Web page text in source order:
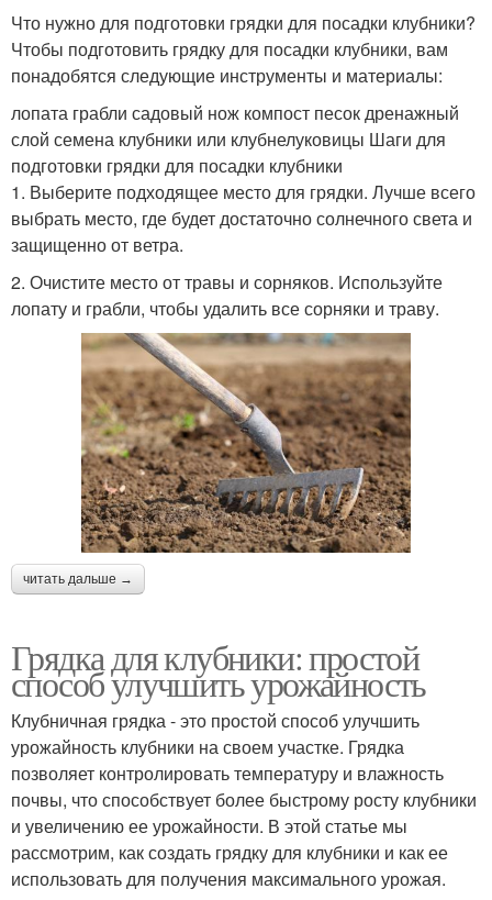
Что нужно для подготовки грядки для посадки клубники?
Чтобы подготовить грядку для посадки клубники, вам
понадобятся следующие инструменты и материалы:
лопата грабли садовый нож компост песок дренажный
слой семена клубники или клубнелуковицы Шаги для
подготовки грядки для посадки клубники
1. Выберите подходящее место для грядки. Лучше всего
выбрать место, где будет достаточно солнечного света и
защищенно от ветра.
2. Очистите место от травы и сорняков. Используйте
лопату и грабли, чтобы удалить все сорняки и траву.
читать дальше →
Грядка для клубники: простой
способ улучшить урожайность
Клубничная грядка - это простой способ улучшить
урожайность клубники на своем участке. Грядка
позволяет контролировать температуру и влажность
почвы, что способствует более быстрому росту клубники
и увеличению ее урожайности. В этой статье мы
рассмотрим, как создать грядку для клубники и как ее
использовать для получения максимального урожая.